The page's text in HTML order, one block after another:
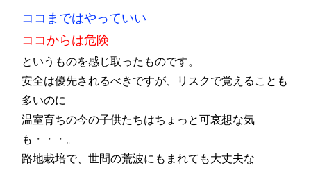
ココまではやっていい
ココからは危険
というものを感じ取ったものです。
安全は優先されるべきですが、リスクで覚えることも
多いのに
温室育ちの今の子供たちはちょっと可哀想な気
も・・・。
路地栽培で、世間の荒波にもまれても大丈夫な